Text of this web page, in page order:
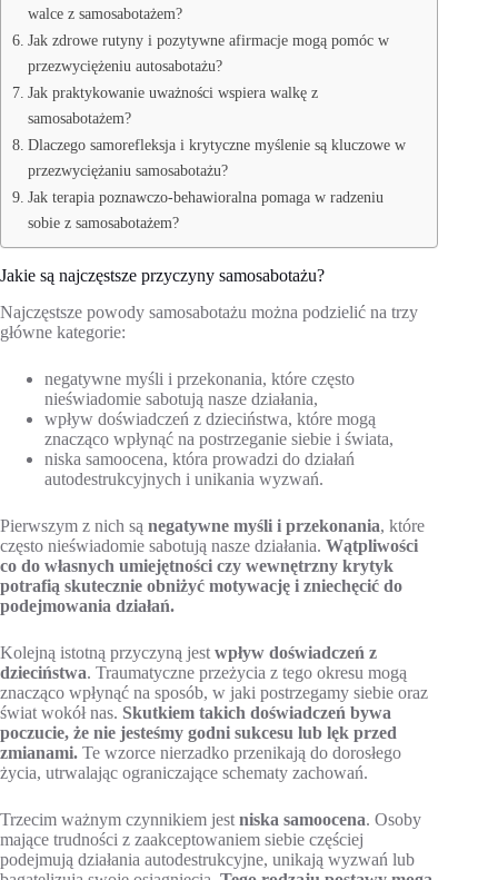
walce z samosabotażem?
Jak zdrowe rutyny i pozytywne afirmacje mogą pomóc w
przezwyciężeniu autosabotażu?
Jak praktykowanie uważności wspiera walkę z
samosabotażem?
Dlaczego samorefleksja i krytyczne myślenie są kluczowe w
przezwyciężaniu samosabotażu?
Jak terapia poznawczo-behawioralna pomaga w radzeniu
sobie z samosabotażem?
Jakie są najczęstsze przyczyny samosabotażu?
Najczęstsze powody samosabotażu można podzielić na trzy
główne kategorie:
negatywne myśli i przekonania, które często
nieświadomie sabotują nasze działania,
wpływ doświadczeń z dzieciństwa, które mogą
znacząco wpłynąć na postrzeganie siebie i świata,
niska samoocena, która prowadzi do działań
autodestrukcyjnych i unikania wyzwań.
Pierwszym z nich są negatywne myśli i przekonania, które
często nieświadomie sabotują nasze działania. Wątpliwości
co do własnych umiejętności czy wewnętrzny krytyk
potrafią skutecznie obniżyć motywację i zniechęcić do
podejmowania działań.
Kolejną istotną przyczyną jest wpływ doświadczeń z
dzieciństwa. Traumatyczne przeżycia z tego okresu mogą
znacząco wpłynąć na sposób, w jaki postrzegamy siebie oraz
świat wokół nas. Skutkiem takich doświadczeń bywa
poczucie, że nie jesteśmy godni sukcesu lub lęk przed
zmianami. Te wzorce nierzadko przenikają do dorosłego
życia, utrwalając ograniczające schematy zachowań.
Trzecim ważnym czynnikiem jest niska samoocena. Osoby
mające trudności z zaakceptowaniem siebie częściej
podejmują działania autodestrukcyjne, unikają wyzwań lub